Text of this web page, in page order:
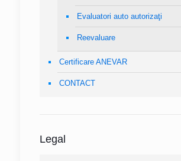
Evaluatori auto autorizaţi
Reevaluare
Certificare ANEVAR
CONTACT
Legal